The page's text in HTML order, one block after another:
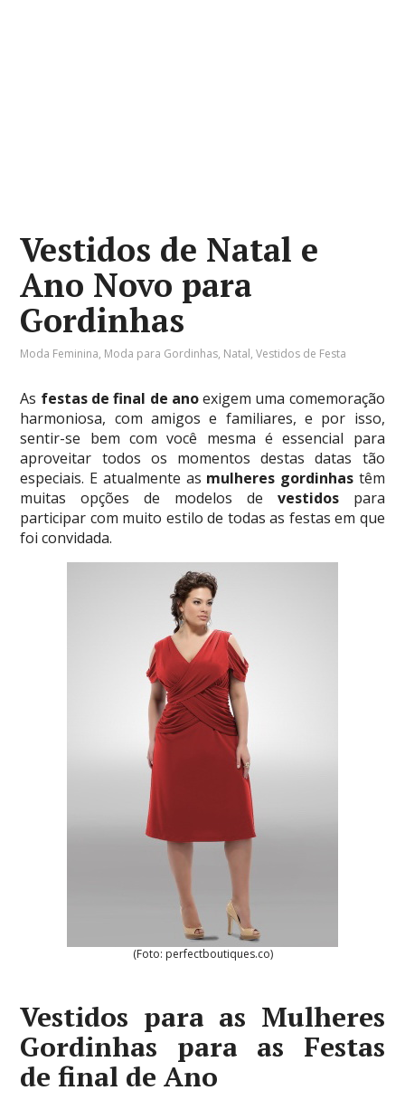
Vestidos de Natal e
Ano Novo para
Gordinhas
Moda Feminina, Moda para Gordinhas, Natal,Vestidos de Festa
As festas de final de anoexigem uma comemoração
harmoniosa, com amigos e familiares, e por isso,
sentir-se bem com você mesma é essencial para
aproveitar todos os momentos destas datas tão
especiais. E atualmente as mulheres gordinhastêm
muitas opções de modelos de vestidospara
participar com muito estilo de todas as festas em que
foi convidada.
(Foto: perfectboutiques.co)
Vestidos para as Mulheres
Gordinhas para as Festas
de final de Ano